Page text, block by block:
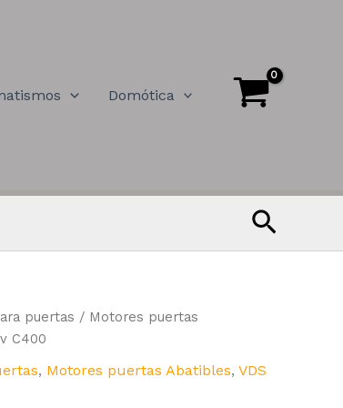
Domótica
Buscar
puertas / Motores puertas
C400
, Motores puertas Abatibles, VDS